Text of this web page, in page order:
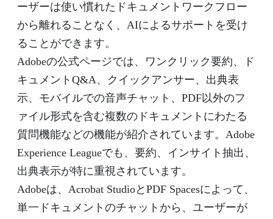
ーザーは使い慣れたドキュメントワークフロー
から離れることなく、AIによるサポートを受け
ることができます。
Adobeの公式ページでは、ワンクリック要約、ド
キュメントQ&A、クイックアンサー、出典表
示、モバイルでの音声チャット、PDF以外のフ
ァイル形式を含む複数のドキュメントにわたる
質問機能などの機能が紹介されています。Adobe
Experience Leagueでも、要約、インサイト抽出、
出典表示が特に重視されています。
Adobeは、Acrobat StudioとPDF Spacesによって、
単一ドキュメントのチャットから、ユーザーが